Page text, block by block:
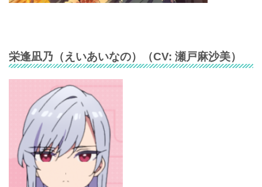
栄逢凪乃 （ えいあいなの）（CV: 瀬戸麻沙美）